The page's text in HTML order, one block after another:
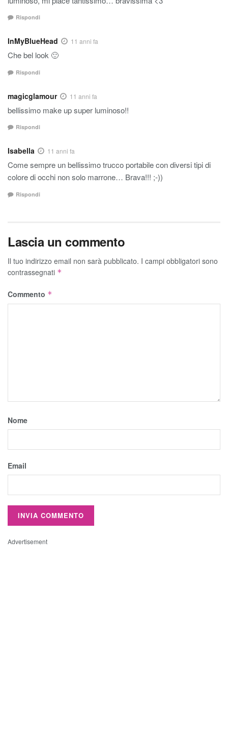
Rispondi
InMyBlueHead 11 anni fa
Che bel look 🙂
Rispondi
magicglamour 11 anni fa
bellissimo make up super luminoso!!
Rispondi
Isabella 11 anni fa
Come sempre un bellissimo trucco portabile con diversi tipi di
colore di occhi non solo marrone… Brava!!! ;-))
Rispondi
Lascia un commento
Il tuo indirizzo email non sarà pubblicato. I campi obbligatori sono
contrassegnati *
Commento *
Nome
Email
Advertisement